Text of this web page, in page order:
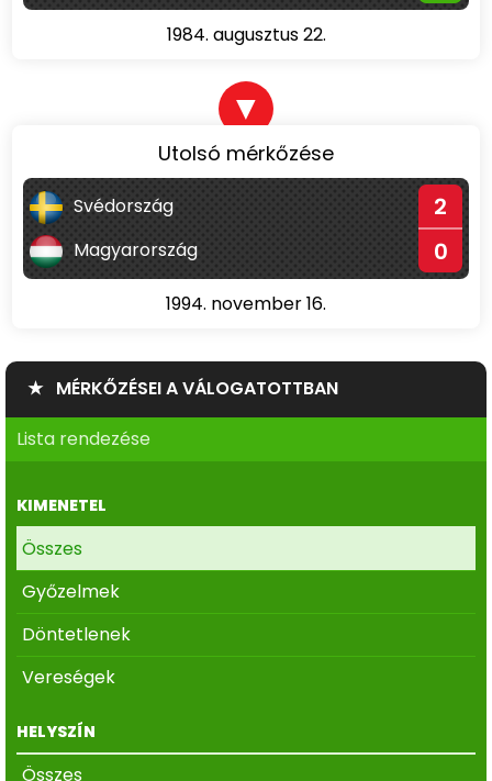
1984. augusztus 22.
▼
Utolsó mérkőzése
Svédország 2
Magyarország 0
1994. november 16.
★ MÉRKŐZÉSEI A VÁLOGATOTTBAN
Lista rendezése
KIMENETEL
Összes
Győzelmek
Döntetlenek
Vereségek
HELYSZÍN
Összes